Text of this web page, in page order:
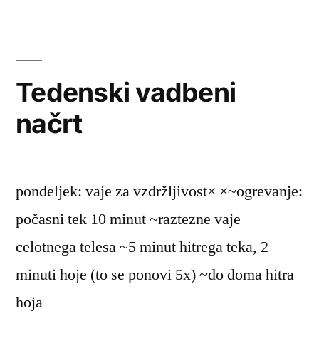
Tedenski vadbeni
načrt
pondeljek: vaje za vzdržljivost× ×~ogrevanje:
počasni tek 10 minut ~raztezne vaje
celotnega telesa ~5 minut hitrega teka, 2
minuti hoje (to se ponovi 5x) ~do doma hitra
hoja